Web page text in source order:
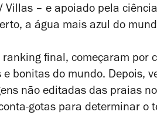
Villas – e apoiado pela
a água mais azul do
ranking final, começaram por
bonitas do mundo. Depois,
não editadas das praias
gotas para determinar o